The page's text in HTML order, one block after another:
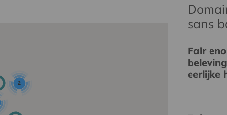
2
sans
Fair
eerlijke